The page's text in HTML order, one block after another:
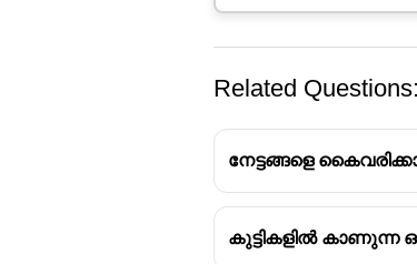
Related Questions:
നേട്ടങ്ങളെ
കുട്ടികളിൽ കാണുന്ന